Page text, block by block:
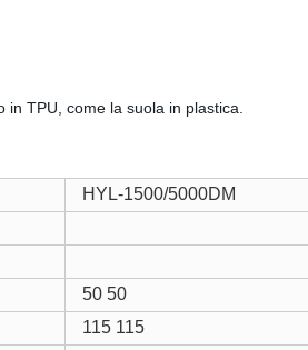
in TPU, come la suola in plastica.
HYL-1500/5000DM
50 50
115 115